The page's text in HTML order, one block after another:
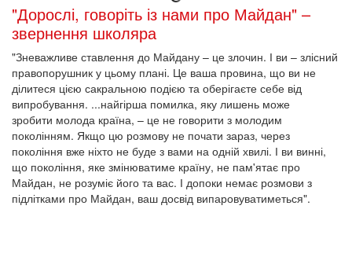
"Дорослі, говоріть із нами про Майдан" –
звернення школяра
"Зневажливе ставлення до Майдану – це злочин. І ви – злісний
правопорушник у цьому плані. Це ваша провина, що ви не
ділитеся цією сакральною подією та оберігаєте себе від
випробування. ...найгірша помилка, яку лишень може
зробити молода країна, – це не говорити з молодим
поколінням. Якщо цю розмову не почати зараз, через
покоління вже ніхто не буде з вами на одній хвилі. І ви винні,
що покоління, яке змінюватиме країну, не пам'ятає про
Майдан, не розуміє його та вас. І допоки немає розмови з
підлітками про Майдан, ваш досвід випаровуватиметься".